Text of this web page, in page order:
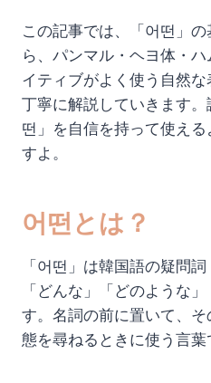
この記事では、「어떤」
ら、パンマル・ヘヨ体・
イティブがよく使う自然
丁寧に解説していきます
떤」を自信を持って使え
すよ。
어떤とは？
「어떤」は韓国語の疑問
「どんな」「どのような
す。名詞の前に置いて、
態を尋ねるときに使う言葉